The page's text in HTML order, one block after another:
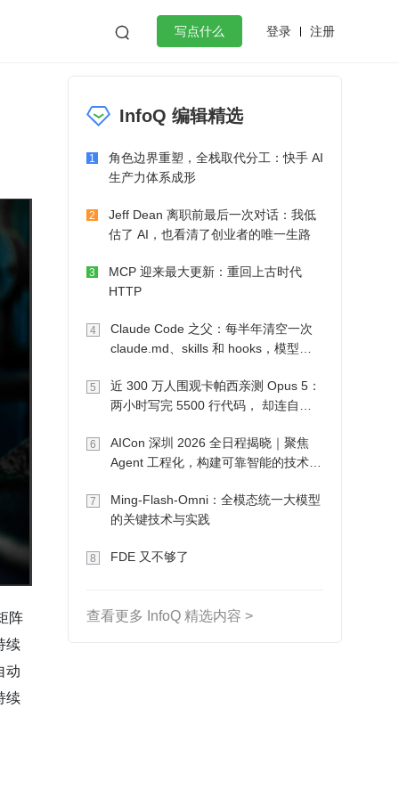
 写点什么 登录 注册
微服务架构 flutter
阵
续
动
续
InfoQ 编辑精选
1
角色边界重塑，全栈取代分工：快手 AI
生产力体系成形
2
Jeff Dean 离职前最后一次对话：我低
估了 AI，也看清了创业者的唯一生路
3
MCP 迎来最大更新：重回上古时代
HTTP
4
Claude Code 之父：每半年清空一次
claude.md、skills 和 hooks，模型自
5
近 300 万人围观卡帕西亲测 Opus 5：
两小时写完 5500 行代码， 却连自己
6
AICon 深圳 2026 全日程揭晓｜聚焦
Agent 工程化，构建可靠智能的技术路
7
Ming-Flash-Omni：全模态统一大模型
的关键技术与实践
8 FDE 又不够了
查看更多 InfoQ 精选内容 >